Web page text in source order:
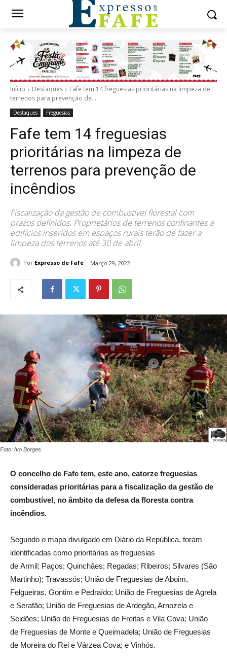
Início Destaques
Fafe tem 14 freguesias prioritárias na limpeza de
terrenos para prevenção de...
Destaques Freguesias
Fafe tem 14 freguesias
prioritárias na limpeza de
terrenos para prevenção de
incêndios
Fiscalização da gestão de combustível florestal com
prazos definidos. Proprietários de terrenos confinantes a
edifícios inseridos em espaços rurais terão de fazer a
limpeza dos terrenos até 30 de abril.
Por Expresso de Fafe Março 29, 2022
Foto: Ivo Borges
O concelho de Fafe tem, este ano, catorze freguesias
consideradas prioritárias para a fiscalização da gestão de
combustível, no âmbito da defesa da floresta contra
incêndios.
Segundo o mapa divulgado em Diário da República, foram
identificadas como prioritárias as freguesias
de Armil; Paços; Quinchães; Regadas; Ribeiros; Silvares (São
Martinho); Travassós; União de Freguesias de Aboim,
Felgueiras, Gontim e Pedraído; União de Freguesias de Agrela
e Serafão; União de Freguesias de Ardegão, Arnozela e
Seidões; União de Freguesias de Freitas e Vila Cova; União
de Freguesias de Monte e Queimadela; União de Freguesias
de Moreira do Rei e Várzea Cova; e Vinhós.